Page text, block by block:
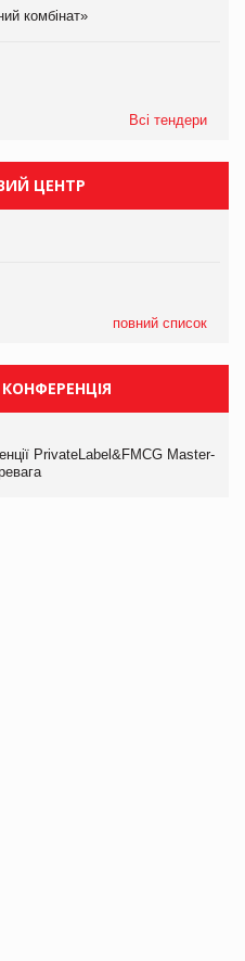
комбінат»
Всі тендери
ЦЕНТР
повний список
PrivateLabel&FMCG Master-